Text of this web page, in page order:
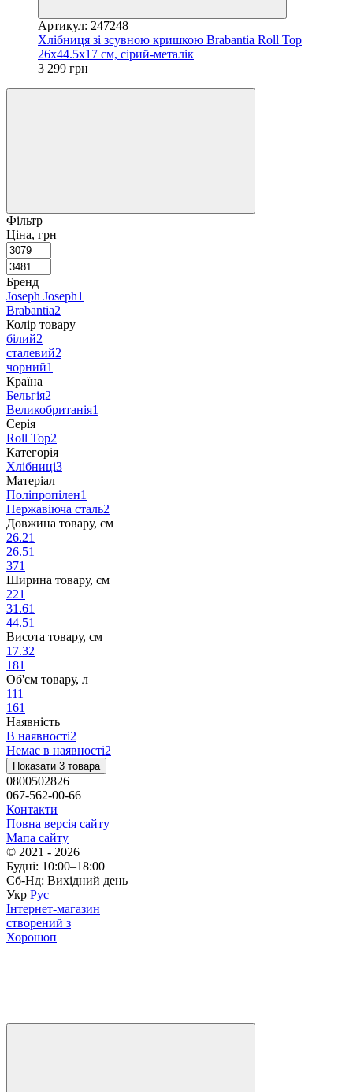
Артикул: 247248
Хлібниця зі зсувною кришкою Brabantia Roll Top
26x44.5x17 см, сірий-металік
3 299 грн
Фільтр
Ціна, грн
Бренд
Joseph Joseph1
Brabantia2
Колір товару
білий2
сталевий2
чорний1
Країна
Бельгія2
Великобританія1
Серія
Roll Top2
Категорія
Хлібниці3
Матеріал
Поліпропілен1
Нержавіюча сталь2
Довжина товару, см
26.21
26.51
371
Ширина товару, см
221
31.61
44.51
Висота товару, см
17.32
181
Об'єм товару, л
111
161
Наявність
В наявності2
Немає в наявності2
Показати 3 товара
0800502826
067-562-00-66
Контакти
Повна версія сайту
Мапа сайту
© 2021 - 2026
Будні: 10:00–18:00
Сб-Нд: Вихідний день
Укр Рус
Інтернет-магазин
створений з
Хорошоп